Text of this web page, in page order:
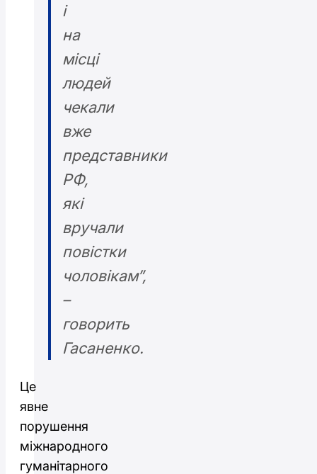
і
на
місці
людей
чекали
вже
представники
РФ,
які
вручали
повістки
чоловікам”,
–
говорить
Гасаненко.
Це
явне
порушення
міжнародного
гуманітарного